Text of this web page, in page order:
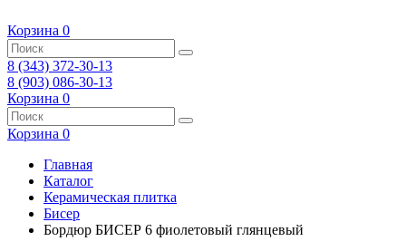
Корзина 0
8 (343) 372-30-13
8 (903) 086-30-13
Корзина 0
Корзина 0
Главная
Каталог
Керамическая плитка
Бисер
Бордюр БИСЕР 6 фиолетовый глянцевый